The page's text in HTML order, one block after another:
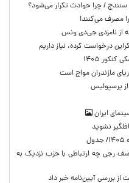
درخواست کرده، نیاز داریم
۱۴۰۵
مازندران مواج است
پرسپولیس
ایران
نشوید
رجی چه ارتباطی با حزب نزدیک به
بررسی آیین‌نامه خبر داد